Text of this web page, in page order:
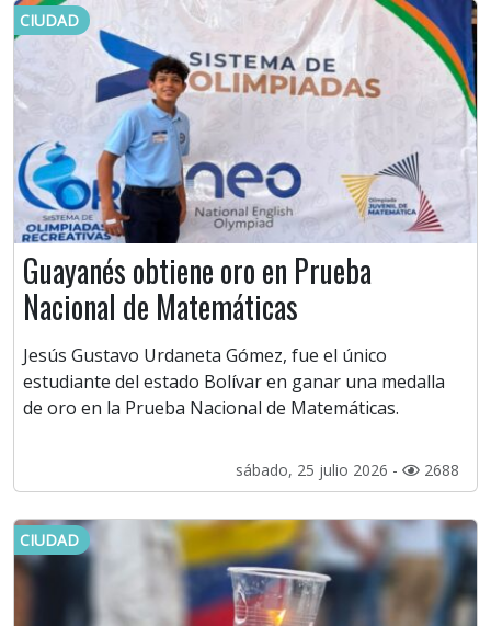
CIUDAD
Guayanés obtiene oro en Prueba
Nacional de Matemáticas
Jesús Gustavo Urdaneta Gómez, fue el único
estudiante del estado Bolívar en ganar una medalla
de oro en la Prueba Nacional de Matemáticas.
sábado, 25 julio 2026 - 2688
CIUDAD